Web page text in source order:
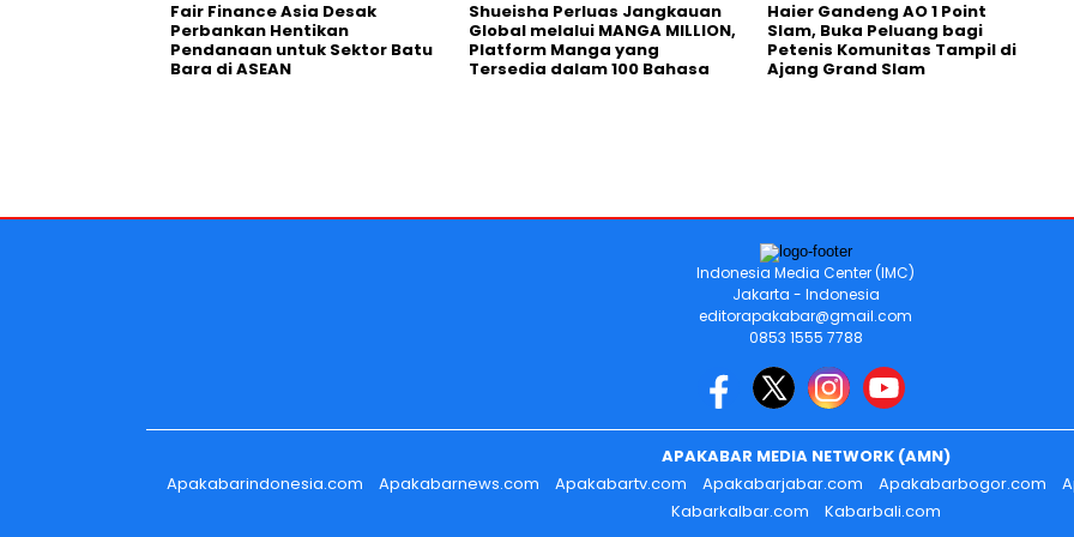
Fair Finance Asia Desak
Perbankan Hentikan
Pendanaan untuk Sektor Batu
Bara di ASEAN
Shueisha Perluas Jangkauan
Global melalui MANGA MILLION,
Platform Manga yang
Tersedia dalam 100 Bahasa
Haier Gandeng AO 1 Point
Slam, Buka Peluang bagi
Petenis Komunitas Tampil di
Ajang Grand Slam
Indonesia Media Center (IMC)
Jakarta - Indonesia
editorapakabar@gmail.com
0853 1555 7788
APAKABAR MEDIA NETWORK (AMN)
Apakabarindonesia.com
Apakabarnews.com Apakabartv.com Apakabarjabar.com Apakabarbogor.com
Kabarkalbar.com
Kabarbali.com